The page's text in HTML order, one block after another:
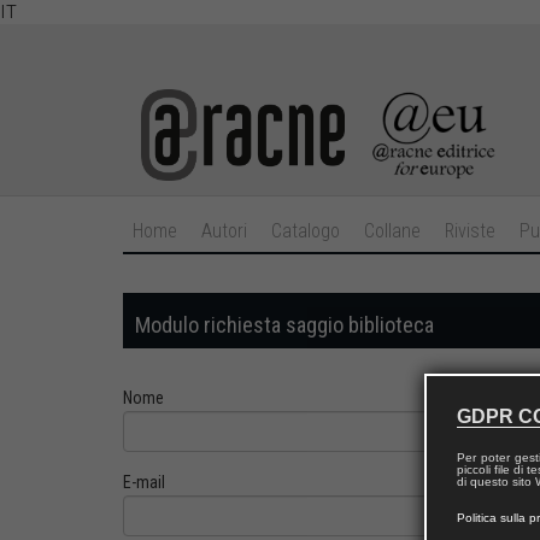
IT
Home Autori Catalogo Collane Riviste
Modulo richiesta saggio biblioteca
Nome
E-mail
GDPR
Per poter
piccoli file di
di questo sito
Politica sulla